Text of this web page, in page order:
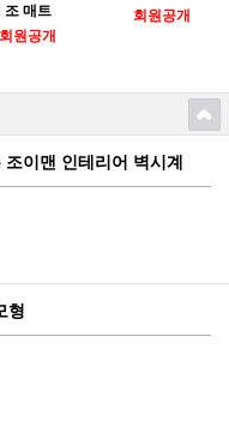
조 매트
회원공개
회원공개
이맨 인테리어 벽시계
형